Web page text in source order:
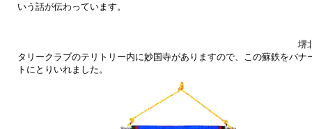
いう話が伝わっています
堺北ロ
タリークラブのテリトリー内に妙国寺がありますので、この蘇鉄をバナ
トにとりいれました。